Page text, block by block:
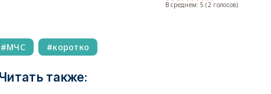
В среднем: 5 (2 голосов)
МЧС коротко
Читать также: